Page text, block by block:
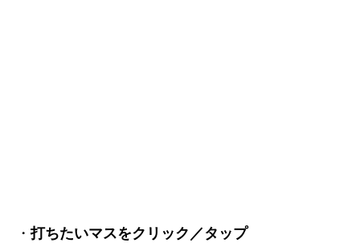
・打ちたいマスをクリック／タップ